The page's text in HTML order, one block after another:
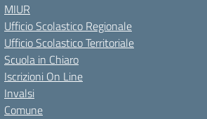
MIUR
Ufficio Scolastico Regionale
Ufficio Scolastico Territoriale
Scuola in Chiaro
Iscrizioni On Line
Invalsi
Comune